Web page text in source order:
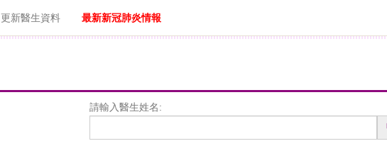
更新醫生資料 最新新冠肺炎情報
請輸入醫生姓名:
生